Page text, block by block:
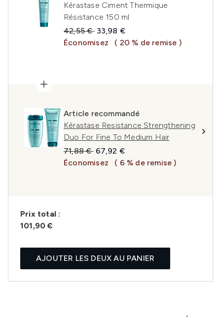
Kérastase Ciment Thermique
Résistance 150 ml
Prix de vente :
42,55 € Prix ​​actuel :
33,98 €
Économisez
( 20 % de remise )
Article recommandé
Kérastase Resistance Strengthening
Duo For Fine To Medium Hair
Prix de vente :
71,88 € Prix ​​actuel :
67,92 €
Économisez
( 6 % de remise )
Prix ​​total :
101,90 €
AJOUTER LES DEUX AU PANIER